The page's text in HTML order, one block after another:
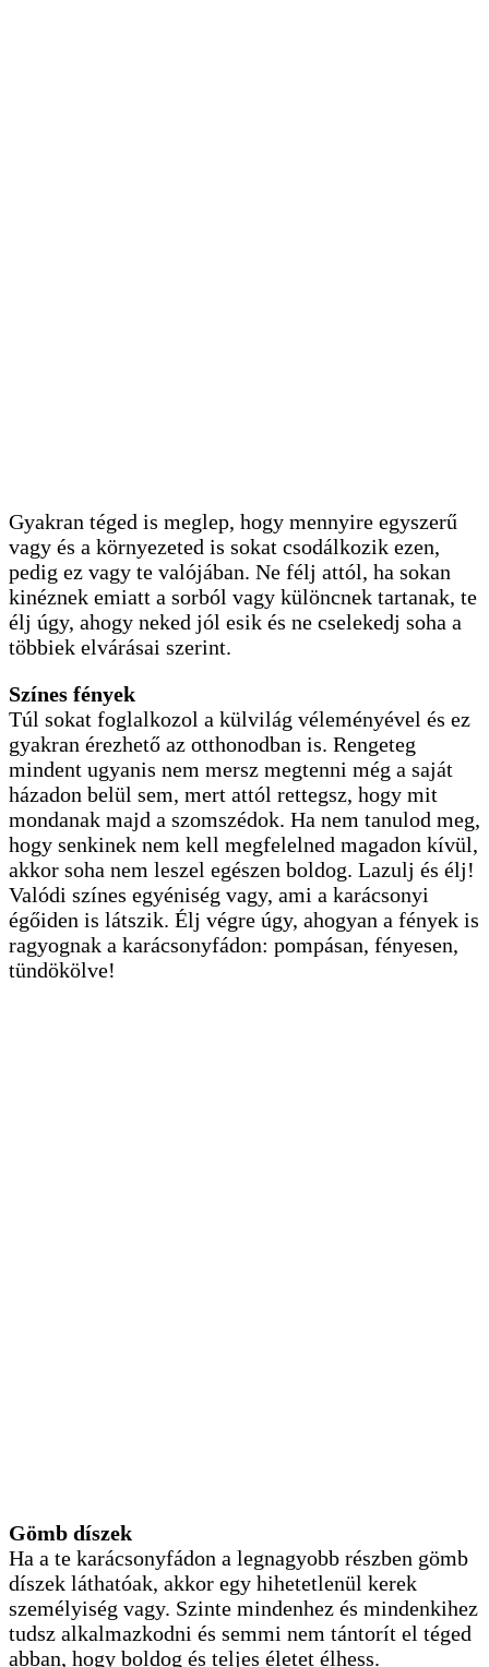
Gyakran téged is meglep, hogy mennyire egyszerű
vagy és a környezeted is sokat csodálkozik ezen,
pedig ez vagy te valójában. Ne félj attól, ha sokan
kinéznek emiatt a sorból vagy különcnek tartanak, te
élj úgy, ahogy neked jól esik és ne cselekedj soha a
többiek elvárásai szerint.
Színes fények
Túl sokat foglalkozol a külvilág véleményével és ez
gyakran érezhető az otthonodban is. Rengeteg
mindent ugyanis nem mersz megtenni még a saját
házadon belül sem, mert attól rettegsz, hogy mit
mondanak majd a szomszédok. Ha nem tanulod meg,
hogy senkinek nem kell megfelelned magadon kívül,
akkor soha nem leszel egészen boldog. Lazulj és élj!
Valódi színes egyéniség vagy, ami a karácsonyi
égőiden is látszik. Élj végre úgy, ahogyan a fények is
ragyognak a karácsonyfádon: pompásan, fényesen,
tündökölve!
Gömb díszek
Ha a te karácsonyfádon a legnagyobb részben gömb
díszek láthatóak, akkor egy hihetetlenül kerek
személyiség vagy. Szinte mindenhez és mindenkihez
tudsz alkalmazkodni és semmi nem tántorít el téged
abban, hogy boldog és teljes életet élhess.